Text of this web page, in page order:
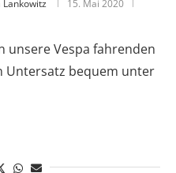
Lankowitz
15. Mai 2020
unsere Vespa fahrenden
Untersatz bequem unter